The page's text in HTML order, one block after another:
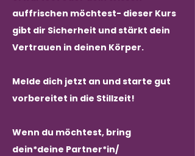
auffrischen möchtest- dieser Kurs
gibt dir Sicherheit und stärkt dein
Vertrauen in deinen Körper.
Melde dich jetzt an und starte gut
vorbereitet in die Stillzeit!
Wenn du möchtest, bring
dein*deine Partner*in/